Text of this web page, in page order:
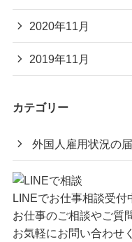
2020年11月
2019年11月
カテゴリー
外国人雇用状況の
LINEでお仕事相談受付
お仕事のご相談やご質
お気軽にお問い合わせ